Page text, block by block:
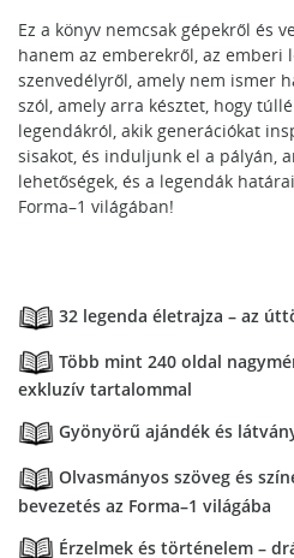
Ez a könyv nemcsak gépekről és
hanem az emberekről, az emberi
szenvedélyről, amely nem ismer
szól, amely arra késztet, hogy
legendákról, akik generációkat
sisakot, és induljunk el a pályán,
lehetőségek, és a legendák
Forma–1 világában!
32 legenda életrajza – az
Több mint 240 oldal
exkluzív tartalommal
Gyönyörű ajándék és
Olvasmányos szöveg és
bevezetés az Forma–1 világába
Érzelmek és történelem –